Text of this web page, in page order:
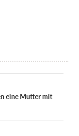
eine Mutter mit